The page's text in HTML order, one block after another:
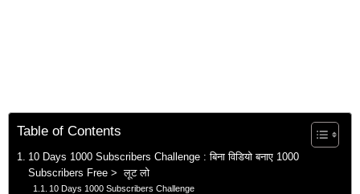
Table of Contents
10 Days 1000 Subscribers Challenge : बिना विडियो बनाए 1000
Subscribers Free > लूट लो
10 Days 1000 Subscribers Challenge